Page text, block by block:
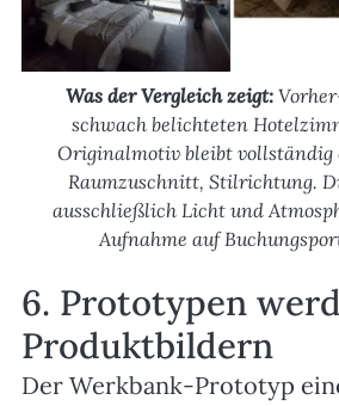
Was der Vergleich zeigt:
schwach belichteten
Originalmotiv bleibt vollständig
Raumzuschnitt, Stilrichtung.
ausschließlich Licht und
Aufnahme auf
6. Prototypen
Produktbildern
Der Werkbank-Prototyp